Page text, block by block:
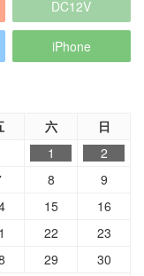
DC12V
iPhone
六 日
1
2
8
9
15
16
22
23
29
30